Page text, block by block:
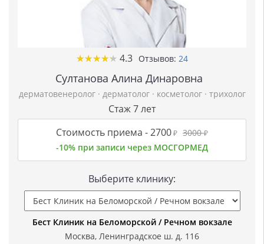
★★★★★
★★★★★ 4.3 Отзывов: 24
Султанова Алина Динаровна
дерматовенеролог · дерматолог · косметолог · трихолог
Стаж 7 лет
Стоимость приема -2700₽ 3000₽
-10% при записи через МОСГОРМЕД
Выберите клинику:
Бест Клиник на Беломорской / Речном вокзале
Москва, Ленинградское ш. д. 116